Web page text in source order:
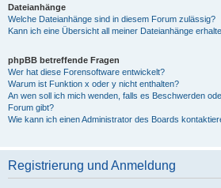
Dateianhänge
Welche Dateianhänge sind in diesem Forum zulässig?
Kann ich eine Übersicht all meiner Dateianhänge
phpBB betreffende Fragen
Wer hat diese Forensoftware entwickelt?
Warum ist Funktion x oder y nicht enthalten?
An wen soll ich mich wenden, falls es Beschwerden
Forum gibt?
Wie kann ich einen Administrator des Boards
Registrierung und Anmeldung